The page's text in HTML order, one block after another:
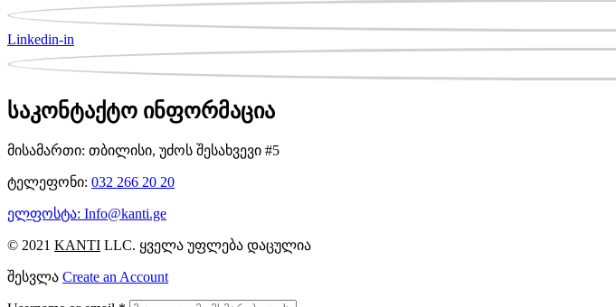
Linkedin-in
საკონტაქტო ინფორმაცია
მისამართი: თბილისი, უძოს შესახვევი #5
ტელეფონი: 032 266 20 20
ელფოსტა: Info@kanti.ge
© 2021 KANTI LLC. ყველა უფლება დაცულია
შესვლა Create an Account